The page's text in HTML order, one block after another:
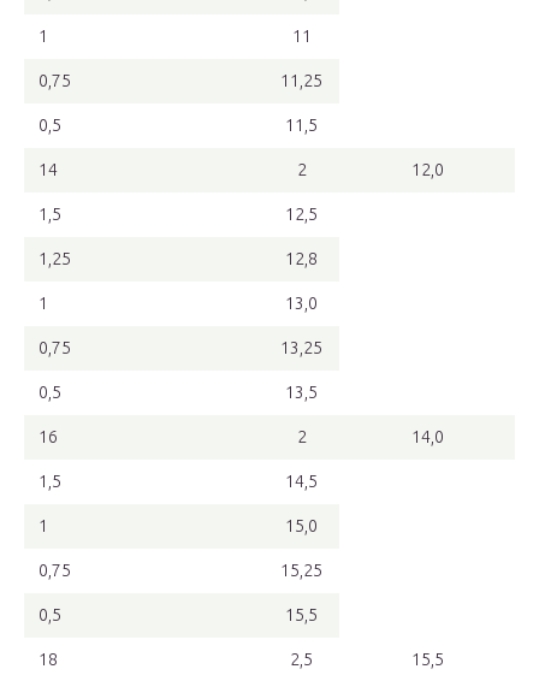
1 11
0,75 11,25
0,5 11,5
14 2 12,0
1,5 12,5
1,25 12,8
1 13,0
0,75 13,25
0,5 13,5
16 2 14,0
1,5 14,5
1 15,0
0,75 15,25
0,5 15,5
18 2,5 15,5